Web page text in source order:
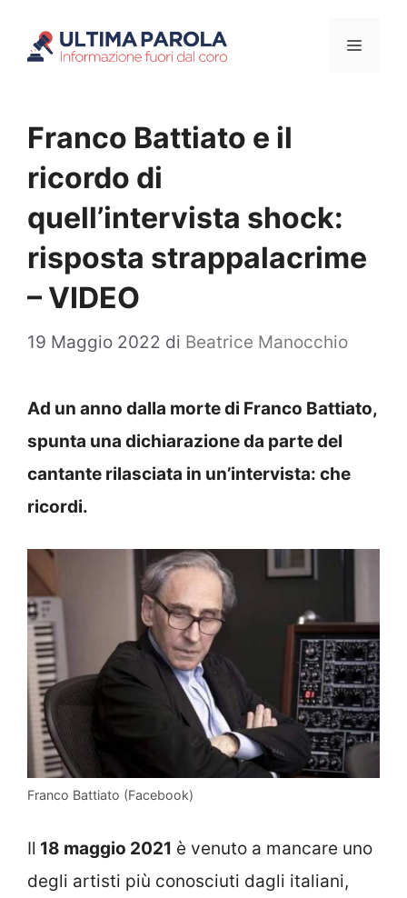
Menu
Franco Battiato e il
ricordo di
quell’intervista shock:
risposta strappalacrime
– VIDEO
19 Maggio 2022 di Beatrice Manocchio
Ad un anno dalla morte di Franco Battiato,
spunta una dichiarazione da parte del
cantante rilasciata in un’intervista: che
ricordi.
Franco Battiato (Facebook)
Il 18 maggio 2021 è venuto a mancare uno
degli artisti più conosciuti dagli italiani,